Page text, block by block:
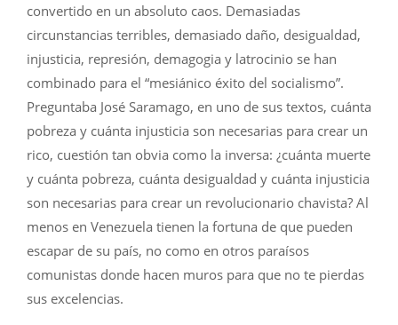
convertido en un absoluto caos. Demasiadas
circunstancias terribles, demasiado daño, desigualdad,
injusticia, represión, demagogia y latrocinio se han
combinado para el “mesiánico éxito del socialismo”.
Preguntaba José Saramago, en uno de sus textos, cuánta
pobreza y cuánta injusticia son necesarias para crear un
rico, cuestión tan obvia como la inversa: ¿cuánta muerte
y cuánta pobreza, cuánta desigualdad y cuánta injusticia
son necesarias para crear un revolucionario chavista? Al
menos en Venezuela tienen la fortuna de que pueden
escapar de su país, no como en otros paraísos
comunistas donde hacen muros para que no te pierdas
sus excelencias.